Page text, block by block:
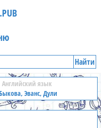
Найти
Английский язык
Эванс, Дули